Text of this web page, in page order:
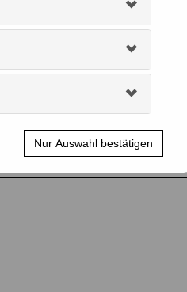
Nur Auswahl bestätigen